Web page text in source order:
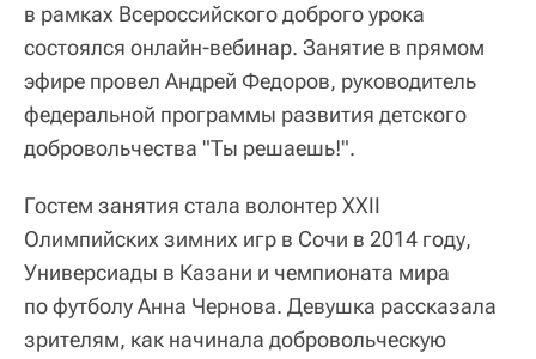
в рамках Всероссийского доброго урока
состоялся онлайн-вебинар. Занятие в прямом
эфире провел Андрей Федоров, руководитель
федеральной программы развития детского
добровольчества "Ты решаешь!".
Гостем занятия стала волонтер XXII
Олимпийских зимних игр в Сочи в 2014 году,
Универсиады в Казани и чемпионата мира
по футболу Анна Чернова. Девушка рассказала
зрителям, как начинала добровольческую